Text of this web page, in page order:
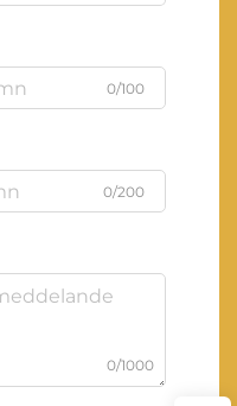
0/100
0/200
0/1000